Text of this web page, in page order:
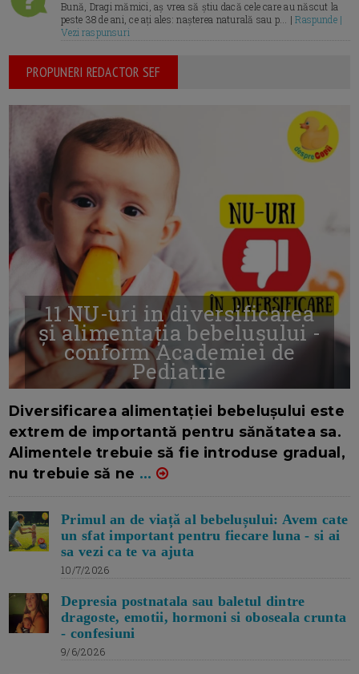
Bună, Dragi mămici, aș vrea să știu dacă cele care au născut la
peste 38 de ani, ce ați ales: nașterea naturală sau p... |Raspunde |
Vezi raspunsuri
PROPUNERI REDACTOR SEF
11 NU-uri in diversificarea
și alimentația bebelușului -
conform Academiei de
Pediatrie
Diversificarea alimentației bebelușului este
extrem de importantă pentru sănătatea sa.
Alimentele trebuie să fie introduse gradual,
nu trebuie să ne ...
Primul an de viață al bebelușului: Avem cate
un sfat important pentru fiecare luna - si ai
sa vezi ca te va ajuta
10/7/2026
Depresia postnatala sau baletul dintre
dragoste, emotii, hormoni si oboseala crunta
- confesiuni
9/6/2026